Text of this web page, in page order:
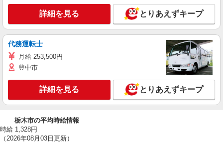
詳細を見る とりあえずキープ
代務運転士
月給 253,500円
豊中市
詳細を見る とりあえずキープ
栃木市の平均時給情報
時給 1,328円
（2026年08月03日更新）